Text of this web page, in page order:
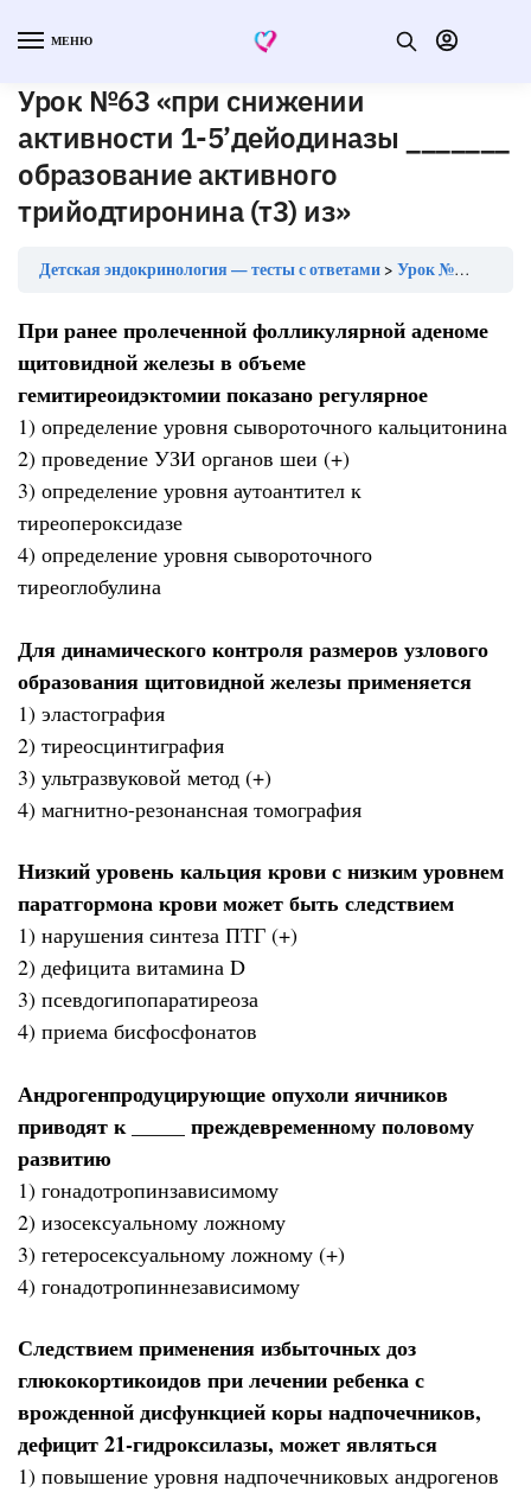
МЕНЮ
Урок №63 «при снижении
активности 1-5’дейодиназы _______
образование активного
трийодтиронина (т3) из»
Детская эндокринология — тесты с ответами Урок №63 «при снижении активности 1-5’дейодиназы _______ образование активного трийодтиронина (т3) из»
При ранее пролеченной фолликулярной аденоме
щитовидной железы в объеме
гемитиреоидэктомии показано регулярное
1) определение уровня сывороточного кальцитонина
2) проведение УЗИ органов шеи (+)
3) определение уровня аутоантител к
тиреопероксидазе
4) определение уровня сывороточного
тиреоглобулина
Для динамического контроля размеров узлового
образования щитовидной железы применяется
1) эластография
2) тиреосцинтиграфия
3) ультразвуковой метод (+)
4) магнитно-резонансная томография
Низкий уровень кальция крови с низким уровнем
паратгормона крови может быть следствием
1) нарушения синтеза ПТГ (+)
2) дефицита витамина D
3) псевдогипопаратиреоза
4) приема бисфосфонатов
Андрогенпродуцирующие опухоли яичников
приводят к _____ преждевременному половому
развитию
1) гонадотропинзависимому
2) изосексуальному ложному
3) гетеросексуальному ложному (+)
4) гонадотропиннезависимому
Следствием применения избыточных доз
глюкокортикоидов при лечении ребенка с
врожденной дисфункцией коры надпочечников,
дефицит 21-гидроксилазы, может являться
1) повышение уровня надпочечниковых андрогенов